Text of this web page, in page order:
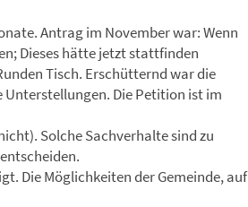
Antrag im November war: Wenn
Dieses hätte jetzt stattfinden
Tisch. Erschütternd war die
Unterstellungen. Die Petition ist im
Solche Sachverhalte sind zu
Die Möglichkeiten der Gemeinde, auf